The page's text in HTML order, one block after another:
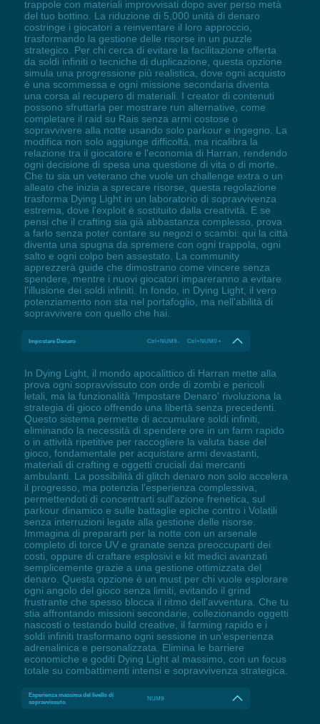
trappole con materiali improvvisati dopo aver perso metà
del tuo bottino. La riduzione di 5,000 unità di denaro
costringe i giocatori a reinventare il loro approccio,
trasformando la gestione delle risorse in un puzzle
strategico. Per chi cerca di evitare la facilitazione offerta
da soldi infiniti o tecniche di duplicazione, questa opzione
simula una progressione più realistica, dove ogni acquisto
è una scommessa e ogni missione secondaria diventa
una corsa al recupero di materiali. I creator di contenuti
possono sfruttarla per mostrare run alternative, come
completare il raid su Rais senza armi costose o
sopravvivere alla notte usando solo parkour e ingegno. La
modifica non solo aggiunge difficoltà, ma ricalibra la
relazione tra il giocatore e l'economia di Harran, rendendo
ogni decisione di spesa una questione di vita o di morte.
Che tu sia un veterano che vuole un challenge extra o un
alleato che inizia a sprecare risorse, questa regolazione
trasforma Dying Light in un laboratorio di sopravvivenza
estrema, dove l'exploit è sostituito dalla creatività. E se
pensi che il crafting sia già abbastanza complesso, prova
a farlo senza poter contare su negozi o scambi: qui la città
diventa una spugna da spremere con ogni trappola, ogni
salto e ogni colpo ben assestato. La community
apprezzerà guide che dimostrano come vincere senza
spendere, mentre i nuovi giocatori impareranno a evitare
l'illusione dei soldi infiniti. In fondo, in Dying Light, il vero
potenziamento non sta nel portafoglio, ma nell'abilità di
sopravvivere con quello che hai.
Impostare Denaro Ctrl+NUM9 - Ctrl+NUM0 +
In Dying Light, il mondo apocalittico di Harran mette alla
prova ogni sopravvissuto con orde di zombi e pericoli
letali, ma la funzionalità 'Impostare Denaro' rivoluziona la
strategia di gioco offrendo una libertà senza precedenti.
Questo sistema permette di accumulare soldi infiniti,
eliminando la necessità di spendere ore in un farm rapido
o in attività ripetitive per raccogliere la valuta base del
gioco, fondamentale per acquistare armi devastanti,
materiali di crafting e oggetti cruciali dai mercanti
ambulanti. La possibilità di glitch denaro non solo accelera
il progresso, ma potenzia l'esperienza complessiva,
permettendoti di concentrarti sull'azione frenetica, sul
parkour dinamico e sulle battaglie epiche contro i Volatili
senza interruzioni legate alla gestione delle risorse.
Immagina di prepararti per la notte con un arsenale
completo di torce UV e granate senza preoccuparti dei
costi, oppure di craftare esplosivi e kit medici avanzati
semplicemente grazie a una gestione ottimizzata del
denaro. Questa opzione è un must per chi vuole esplorare
ogni angolo del gioco senza limiti, evitando il grind
frustrante che spesso blocca il ritmo dell'avventura. Che tu
stia affrontando missioni secondarie, collezionando oggetti
nascosti o testando build creative, il farming rapido e i
soldi infiniti trasformano ogni sessione in un'esperienza
adrenalinica e personalizzata. Elimina le barriere
economiche e goditi Dying Light al massimo, con un focus
totale su combattimenti intensi e sopravvivenza strategica.
Esperienza massima del livello di
sopravvissuto
NUM9